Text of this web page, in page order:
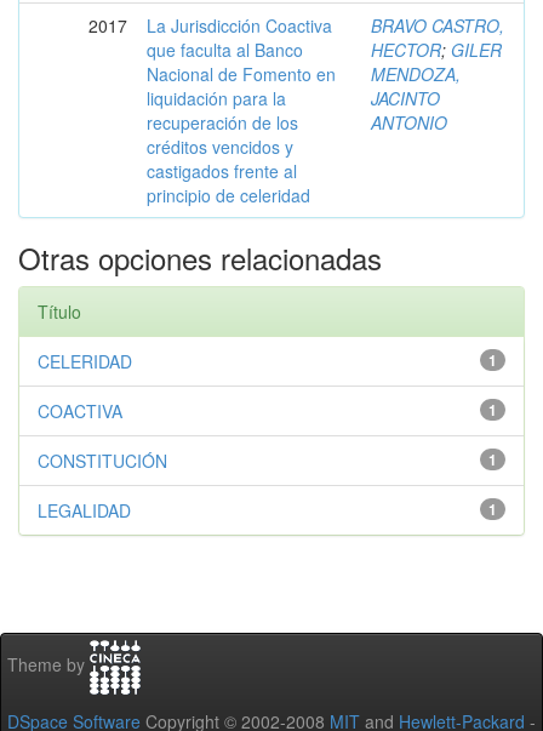
2017
La Jurisdicción Coactiva
que faculta al Banco
Nacional de Fomento en
liquidación para la
recuperación de los
créditos vencidos y
castigados frente al
principio de celeridad
BRAVO CASTRO,
HECTOR; GILER
MENDOZA,
JACINTO
ANTONIO
Otras opciones relacionadas
Título
1
CELERIDAD
1
COACTIVA
1
CONSTITUCIÓN
1
LEGALIDAD
Theme by
DSpace Software Copyright © 2002-2008 MIT and Hewlett-Packard -